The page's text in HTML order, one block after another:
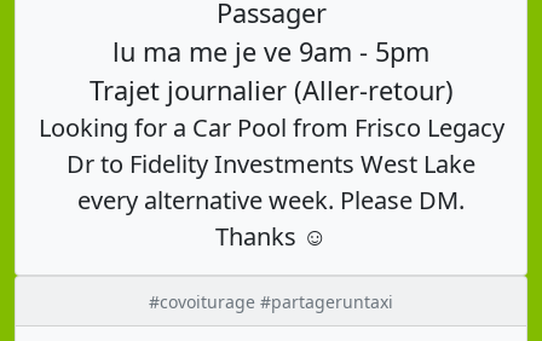
Passager
lu ma me je ve 9am - 5pm
Trajet journalier (Aller-retour)
Looking for a Car Pool from Frisco Legacy
Dr to Fidelity Investments West Lake
every alternative week. Please DM.
Thanks ☺️
#covoiturage #partageruntaxi